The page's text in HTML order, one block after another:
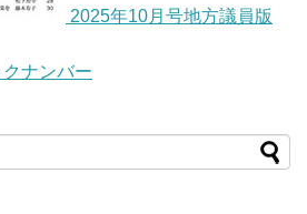
2025年10月号地方議員版
クナンバー